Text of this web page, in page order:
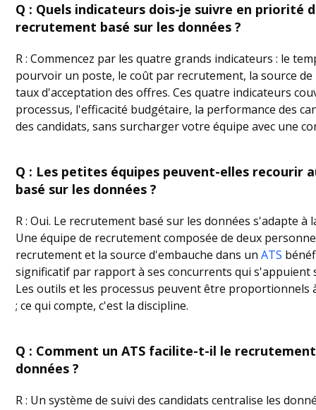
Q : Quels indicateurs dois-je suivre en priorité
recrutement basé sur les données ?
R : Commencez par les quatre grands indicateurs : le
pourvoir un poste, le coût par recrutement, la source
taux d'acceptation des offres. Ces quatre indicateurs
processus, l'efficacité budgétaire, la performance des
des candidats, sans surcharger votre équipe avec une
Q : Les petites équipes peuvent-elles recourir
basé sur les données ?
R : Oui. Le recrutement basé sur les données s'adapte à
Une équipe de recrutement composée de deux
recrutement et la source d'embauche dans unATS
significatif par rapport à ses concurrents qui
Les outils et les processus peuvent être proportionnels
; ce qui compte, c'est la discipline.
Q : Comment un ATS facilite-t-il le
données ?
R : Un système de suivi des candidats centralise les